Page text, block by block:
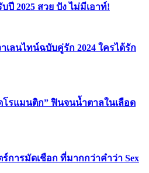
ปี 2025 สวย ปัง ไม่มีเอาท์!
เลนไทน์ฉบับคู่รัก 2024 ใครได้รัก
รแมนติก” ฟินจนน้ำตาลในเลือด
การมัดเชือก ที่มากกว่าคำว่า Sex